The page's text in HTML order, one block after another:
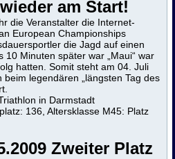
am Start!
die Veranstalter die Internet-
European Championships
die Jagd auf einen
10 Minuten später war „Maui“ war
hatten. Somit steht am 04. Juli
legendären „längsten Tag des
in Darmstadt
136, Altersklasse M45: Platz
Zweiter Platz